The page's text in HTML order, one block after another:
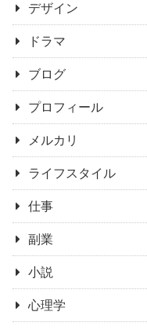
デザイン
ドラマ
ブログ
プロフィール
メルカリ
ライフスタイル
仕事
副業
小説
心理学